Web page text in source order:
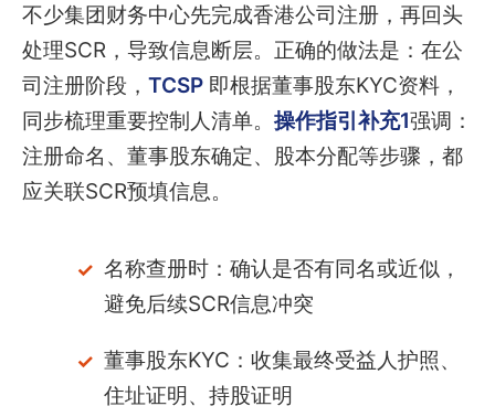
不少集团财务中心先完成香港公司注册，再回头
处理SCR，导致信息断层。正确的做法是：在公
司注册阶段， TCSP 即根据董事股东KYC资料，
同步梳理重要控制人清单。 操作指引补充1强调：
注册命名、董事股东确定、股本分配等步骤，都
应关联SCR预填信息。
名称查册时：确认是否有同名或近似，
避免后续SCR信息冲突
董事股东KYC：收集最终受益人护照、
住址证明、持股证明